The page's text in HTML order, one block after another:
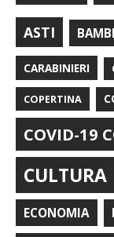
ASTI
CARABINIERI
COPERTINA
COVID-19
CULTURA
ECONOMIA